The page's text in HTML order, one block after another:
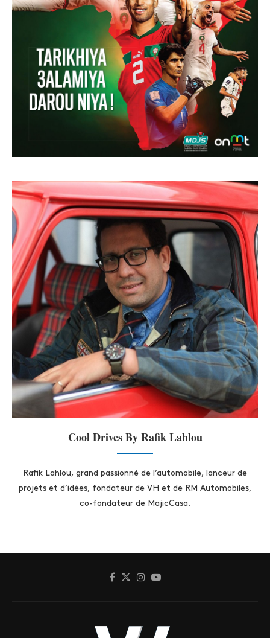
Cool Drives By Rafik Lahlou
Rafik Lahlou, grand passionné de l’automobile, lanceur de
projets et d’idées, fondateur de VH et de RM Automobiles,
co-fondateur de MajicCasa.